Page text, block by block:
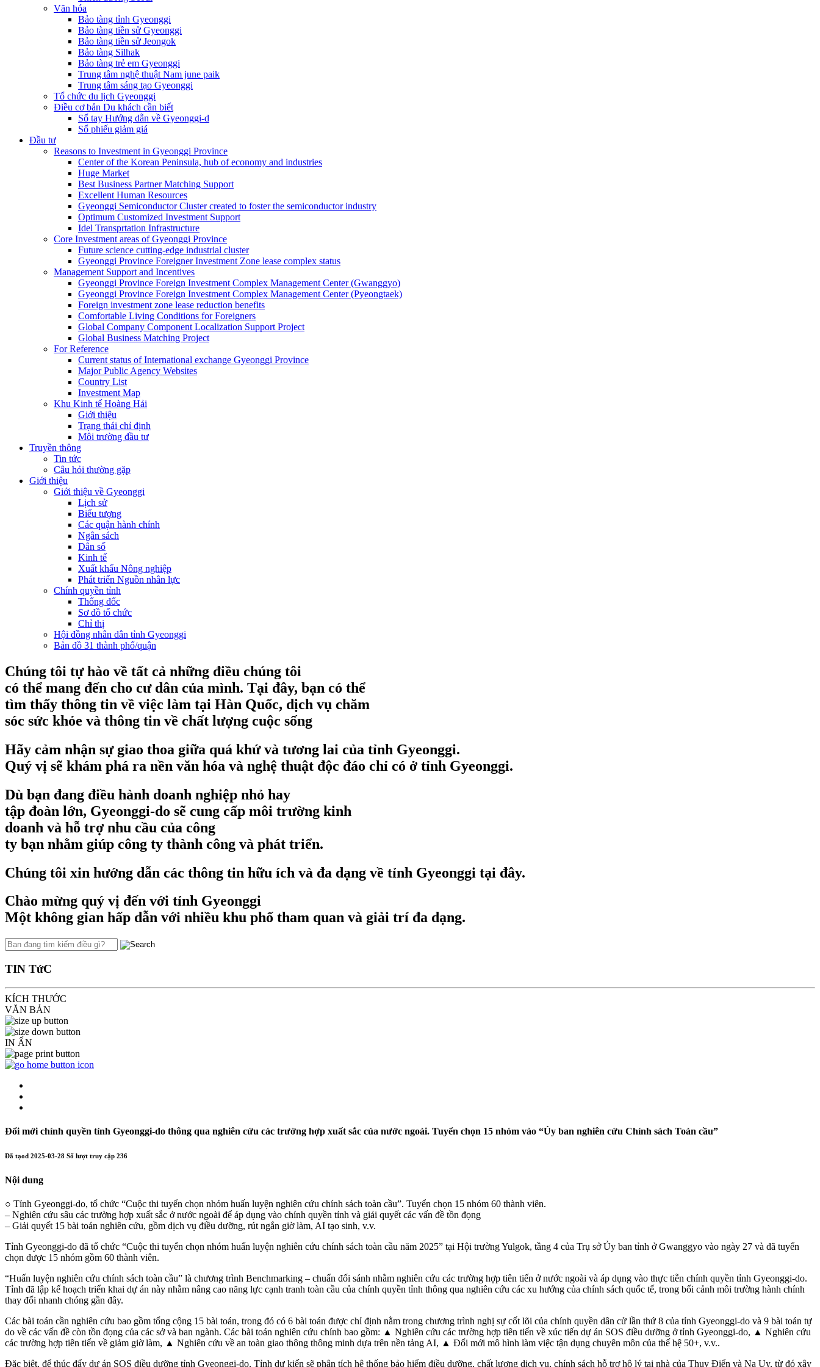
Văn hóa
Bảo tàng tỉnh Gyeonggi
Bảo tàng tiền sử Gyeonggi
Bảo tàng tiền sử Jeongok
Bảo tàng Silhak
Bảo tàng trẻ em Gyeonggi
Trung tâm nghệ thuật Nam june paik
Trung tâm sáng tạo Gyeonggi
Tổ chức du lịch Gyeonggi
Điều cơ bản Du khách cần biết
Sổ tay Hướng dẫn về Gyeonggi-d
Sổ phiếu giảm giá
Đầu tư
Reasons to Investment in Gyeonggi Province
Center of the Korean Peninsula, hub of economy and industries
Huge Market
Best Business Partner Matching Support
Excellent Human Resources
Gyeonggi Semiconductor Cluster created to foster the semiconductor industry
Optimum Customized Investment Support
Idel Transprtation Infrastructure
Core Investment areas of Gyeonggi Province
Future science cutting-edge industrial cluster
Gyeonggi Province Foreigner Investment Zone lease complex status
Management Support and Incentives
Gyeonggi Province Foreign Investment Complex Management Center (Gwanggyo)
Gyeonggi Province Foreign Investment Complex Management Center (Pyeongtaek)
Foreign investment zone lease reduction benefits
Comfortable Living Conditions for Foreigners
Global Company Component Localization Support Project
Global Business Matching Project
For Reference
Current status of International exchange Gyeonggi Province
Major Public Agency Websites
Country List
Investment Map
Khu Kinh tế Hoàng Hải
Giới thiệu
Trạng thái chỉ định
Môi trường đầu tư
Truyền thông
Tin tức
Câu hỏi thường gặp
Giới thiệu
Giới thiệu về Gyeonggi
Lịch sử
Biểu tượng
Các quận hành chính
Ngân sách
Dân số
Kinh tế
Xuất khẩu Nông nghiệp
Phát triển Nguồn nhân lực
Chính quyền tỉnh
Thống đốc
Sơ đồ tổ chức
Chỉ thị
Hội đồng nhân dân tỉnh Gyeonggi
Bản đồ 31 thành phố/quận
Chúng tôi tự hào về tất cả những điều chúng tôi
có thể mang đến cho cư dân của mình. Tại đây, bạn có thể
tìm thấy thông tin về việc làm tại Hàn Quốc, dịch vụ chăm
sóc sức khỏe và thông tin về chất lượng cuộc sống
Hãy cảm nhận sự giao thoa giữa quá khứ và tương lai của tỉnh Gyeonggi.
Quý vị sẽ khám phá ra nền văn hóa và nghệ thuật độc đáo chỉ có ở tỉnh Gyeonggi.
Dù bạn đang điều hành doanh nghiệp nhỏ hay
tập đoàn lớn, Gyeonggi-do sẽ cung cấp môi trường kinh
doanh và hỗ trợ nhu cầu của công
ty bạn nhằm giúp công ty thành công và phát triển.
Chúng tôi xin hướng dẫn các thông tin hữu ích và đa dạng về tỉnh Gyeonggi tại đây.
Chào mừng quý vị đến với tỉnh Gyeonggi
Một không gian hấp dẫn với nhiều khu phố tham quan và giải trí đa dạng.
TIN TứC
KÍCH THƯỚC
VĂN BẢN
IN ẤN
Đổi mới chính quyền tỉnh Gyeonggi-do thông qua nghiên cứu các trường hợp xuất sắc của nước ngoài. Tuyển chọn 15 nhóm vào “Ủy ban nghiên cứu Chính sách Toàn cầu”
Đã tạod 2025-03-28 Số lượt truy cập 236
Nội dung
○ Tỉnh Gyeonggi-do, tổ chức “Cuộc thi tuyển chọn nhóm huấn luyện nghiên cứu chính sách toàn cầu”. Tuyển chọn 15 nhóm 60 thành viên.
– Nghiên cứu sâu các trường hợp xuất sắc ở nước ngoài để áp dụng vào chính quyền tỉnh và giải quyết các vấn đề tồn đọng
– Giải quyết 15 bài toán nghiên cứu, gồm dịch vụ điều dưỡng, rút ngắn giờ làm, AI tạo sinh, v.v.
Tỉnh Gyeonggi-do đã tổ chức “Cuộc thi tuyển chọn nhóm huấn luyện nghiên cứu chính sách toàn cầu năm 2025” tại Hội trường Yulgok, tầng 4 của Trụ sở Ủy ban tỉnh ở Gwanggyo vào ngày 27 và đã tuyển
chọn được 15 nhóm gồm 60 thành viên.
“Huấn luyện nghiên cứu chính sách toàn cầu” là chương trình Benchmarking – chuẩn đối sánh nhằm nghiên cứu các trường hợp tiên tiến ở nước ngoài và áp dụng vào thực tiễn chính quyền tỉnh Gyeonggi-do.
Tỉnh đã lập kế hoạch triển khai dự án này nhằm nâng cao năng lực cạnh tranh toàn cầu của chính quyền tỉnh thông qua nghiên cứu các xu hướng của chính sách quốc tế, trong bối cảnh môi trường hành chính
thay đổi nhanh chóng gần đây.
Các bài toán cần nghiên cứu bao gồm tổng cộng 15 bài toán, trong đó có 6 bài toán được chỉ định nằm trong chương trình nghị sự cốt lõi của chính quyền dân cử lần thứ 8 của tỉnh Gyeonggi-do và 9 bài toán tự
do về các vấn đề còn tồn đọng của các sở và ban ngành. Các bài toán nghiên cứu chính bao gồm: ▲ Nghiên cứu các trường hợp tiên tiến về xúc tiến dự án SOS điều dưỡng ở tỉnh Gyeonggi-do, ▲ Nghiên cứu
các trường hợp tiên tiến về giảm giờ làm, ▲ Nghiên cứu về an toàn giao thông thông minh dựa trên nền tảng AI, ▲ Đổi mới mô hình làm việc tận dụng chuyên môn của thế hệ 50+, v.v..
Đặc biệt, để thúc đẩy dự án SOS điều dưỡng tỉnh Gyeonggi-do, Tỉnh dự kiến sẽ phân tích hệ thống bảo hiểm điều dưỡng, chất lượng dịch vụ, chính sách hỗ trợ hộ lý tại nhà của Thụy Điển và Na Uy, từ đó xây